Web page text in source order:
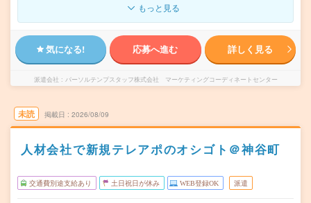
もっと見る
気になる! 応募へ進む 詳しく見る
派遣会社 パーソルテンプスタッフ株式会社 マーケティングコーディネートセンター
未読 掲載日 2026/08/09
人材会社で新規テレアポのオシゴト＠神谷町
交通費別途支給あり 土日祝日が休み WEB登録OK 派遣